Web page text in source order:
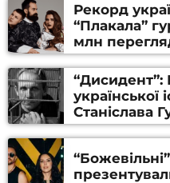
Рекорд
“Плакала”
млн
української
Станіслава
Алфьорова